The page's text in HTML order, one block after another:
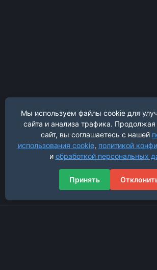
Мы используем файлы cookie для
сайта и анализа трафика. Продолжая
сайт, вы соглашаетесь с нашей
использования cookie, политикой
и обработкой персональных
Принять